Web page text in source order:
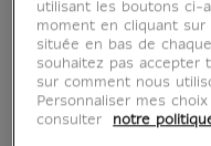
utilisant les boutons ci-
moment en cliquant sur
située en bas de
souhaitez pas accepter
sur comment nous
Personnaliser mes
consulter
notre